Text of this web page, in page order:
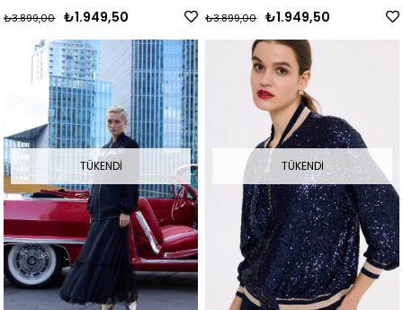
₺1.949,50
₺3.899,00 ₺1.949,50
₺3.899,00
TÜKENDI TÜKENDI